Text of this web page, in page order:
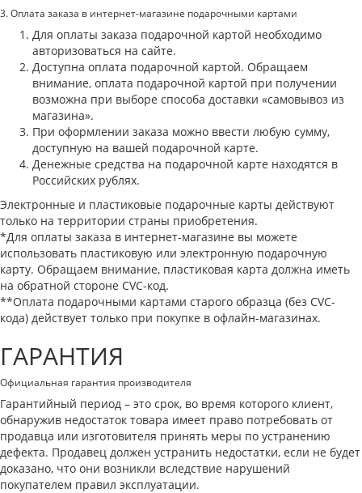
3. Оплата заказа в интернет-магазине подарочными картами
Для оплаты заказа подарочной картой необходимо
авторизоваться на сайте.
Доступна оплата подарочной картой. Обращаем
внимание, оплата подарочной картой при получении
возможна при выборе способа доставки «самовывоз из
магазина».
При оформлении заказа можно ввести любую сумму,
доступную на вашей подарочной карте.
Денежные средства на подарочной карте находятся в
Российских рублях.
Электронные и пластиковые подарочные карты действуют
только на территории страны приобретения.
*Для оплаты заказа в интернет-магазине вы можете
использовать пластиковую или электронную подарочную
карту. Обращаем внимание, пластиковая карта должна иметь
на обратной стороне CVC-код.
**Оплата подарочными картами старого образца (без CVC-
кода) действует только при покупке в офлайн-магазинах.
ГАРАНТИЯ
Официальная гарантия производителя
Гарантийный период – это срок, во время которого клиент,
обнаружив недостаток товара имеет право потребовать от
продавца или изготовителя принять меры по устранению
дефекта. Продавец должен устранить недостатки, если не будет
доказано, что они возникли вследствие нарушений
покупателем правил эксплуатации.